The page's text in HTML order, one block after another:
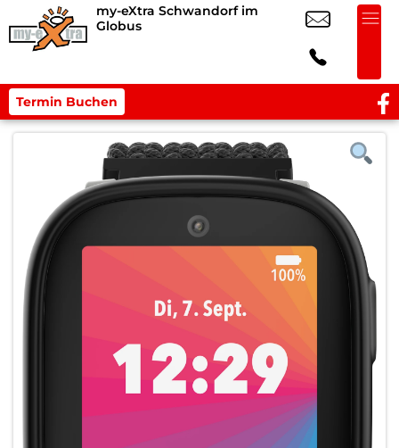
my-eXtra Schwandorf im
Globus
Termin Buchen